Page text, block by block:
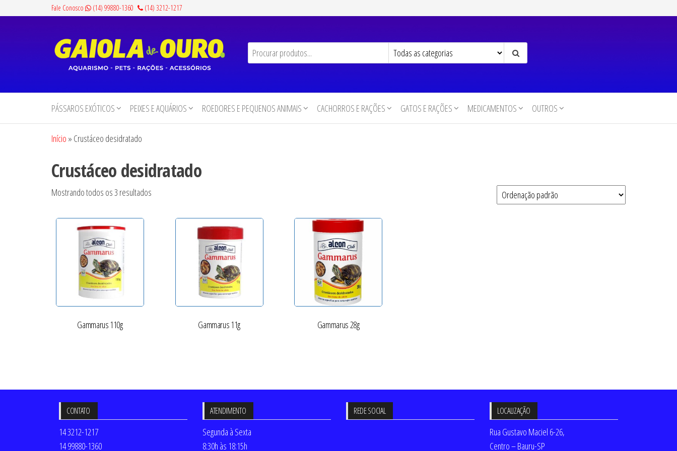
Fale Conosco (14) 99880-1360 (14) 3212-1217
de
Ouro
Pets,
Rações e
PÁSSAROS EXÓTICOS PEIXES E AQUÁRIOS ROEDORES E PEQUENOS ANIMAIS CACHORROS E RAÇÕES GATOS E RAÇÕES MEDICAMENTOS OUTROS
Início » Crustáceo desidratado
Crustáceo desidratado
Mostrando todos os 3 resultados
Gammarus 110g Gammarus 11g Gammarus 28g
CONTATO
14 3212-1217
14 99880-1360
ATENDIMENTO
Segunda à Sexta
8:30h às 18:15h
REDE SOCIAL LOCALIZAÇÃO
Rua Gustavo Maciel 6-26,
Centro – Bauru-SP